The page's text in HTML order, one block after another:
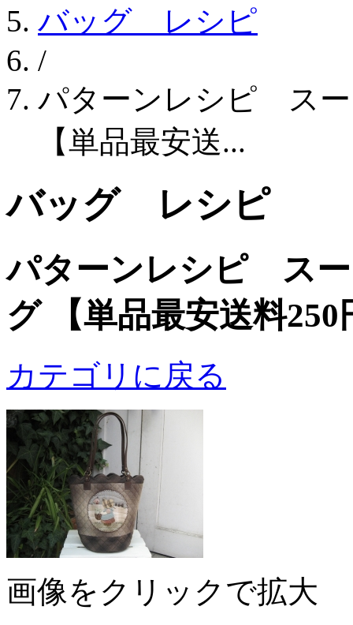
バッグ レシピ
/
パターンレシピ スー
【単品最安送...
バッグ レシピ
パターンレシピ ス
グ 【単品最安送料250
カテゴリに戻る
画像をクリックで拡大